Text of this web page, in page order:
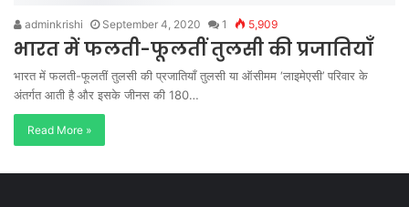
adminkrishi September 4, 2020 1 5,909
भारत में फलती-फूलतीं तुलसी की प्रजातियाँ
भारत में फलती-फूलतीं तुलसी की प्रजातियाँ तुलसी या ऑसीमम ‘लाइमेएसी’ परिवार के
अंतर्गत आती है और इसके जीनस की 180…
Read More »